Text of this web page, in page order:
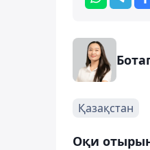
Қазақстан
Оқи